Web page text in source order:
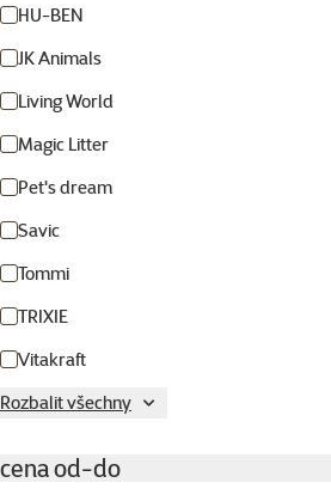
HU-BEN
JK Animals
Living World
Magic Litter
Pet's dream
Savic
Tommi
TRIXIE
Vitakraft
Rozbalit všechny
cena od-do